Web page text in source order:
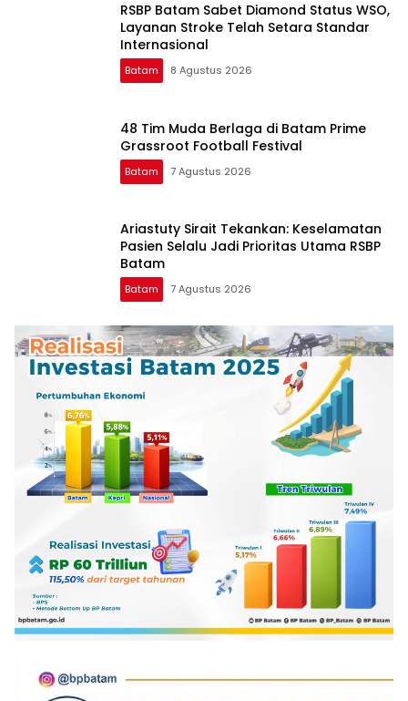
RSBP Batam Sabet Diamond Status WSO,
Layanan Stroke Telah Setara Standar
Internasional
Batam 8 Agustus 2026
48 Tim Muda Berlaga di Batam Prime
Grassroot Football Festival
Batam 7 Agustus 2026
Ariastuty Sirait Tekankan: Keselamatan
Pasien Selalu Jadi Prioritas Utama RSBP
Batam
Batam 7 Agustus 2026